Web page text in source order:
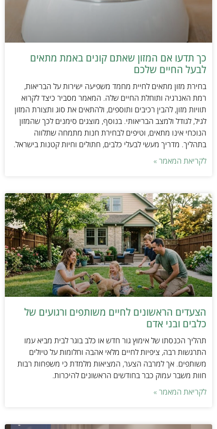
כך תדעו אם המזון שאתם קונים באמת מתאים
לבעל החיים שלכם
בחירת מזון מתאים לחיית מחמד משפיעה ישירות על הבריאות,
רמת האנרגיה ותוחלת החיים שלה. המאמר מסביר כיצד לקרוא
תוויות מזון, להבין רכיבים ותוספים, ולהתאים את סוג ותצורת המזון
לגיל, לגודל ולמצב הבריאותי. בנוסף, מוצגים סימנים לכך שהמזון
הנוכחי אינו מתאים, וטיפים לבחירת חנות מתמחה שתלווה
בתהליך. מדריך מעשי לבעלי כלבים, חתולים וחיות קטנות בישראל.
לקריאת המאמר »
הצעדים הראשונים לחיים משותפים ורגועים של
כלבים ובני אדם
תהליך הכנסתו של אימוץ גור חדש או כלב בוגר לבית מביא עמו
התרגשות רבה, ציפיות לחיים מלאי אהבה וחלומות על טיולים
משותפים. אך למרבה הצער, המציאות מלמדת כי משפחות רבות
חוות משבר עמוק כבר בחודשים הראשונים להיכרות.
לקריאת המאמר »